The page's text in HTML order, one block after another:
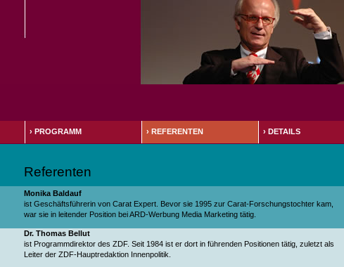
› PROGRAMM › REFERENTEN › DETAILS
Referenten
Monika Baldauf
ist Geschäftsführerin von Carat Expert. Bevor sie 1995 zur Carat-Forschungstochter kam,
war sie in leitender Position bei ARD-Werbung Media Marketing tätig.
Dr. Thomas Bellut
ist Programmdirektor des ZDF. Seit 1984 ist er dort in führenden Positionen tätig, zuletzt als
Leiter der ZDF-Hauptredaktion Innenpolitik.